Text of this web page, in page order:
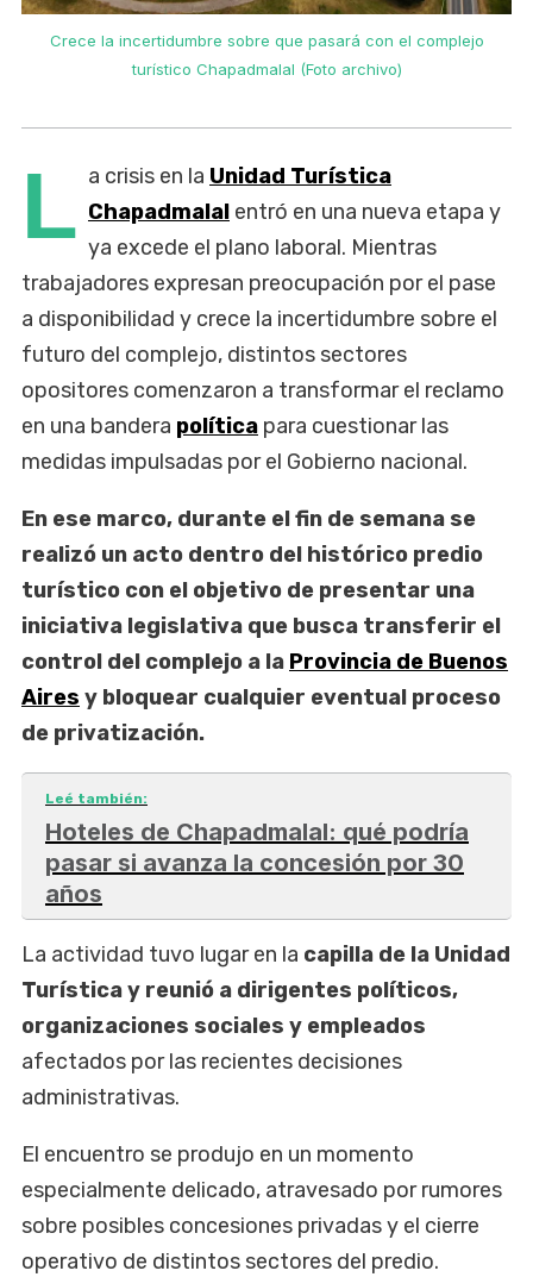
Crece la incertidumbre sobre que pasará con el complejo
turístico Chapadmalal (Foto archivo)
L a crisis en la Unidad Turística
Chapadmalal entró en una nueva etapa y
ya excede el plano laboral. Mientras
trabajadores expresan preocupación por el pase
a disponibilidad y crece la incertidumbre sobre el
futuro del complejo, distintos sectores
opositores comenzaron a transformar el reclamo
en una bandera política para cuestionar las
medidas impulsadas por el Gobierno nacional.
En ese marco, durante el fin de semana se
realizó un acto dentro del histórico predio
turístico con el objetivo de presentar una
iniciativa legislativa que busca transferir el
control del complejo a la Provincia de Buenos
Aires y bloquear cualquier eventual proceso
de privatización.
Leé también:
Hoteles de Chapadmalal: qué podría
pasar si avanza la concesión por 30
años
La actividad tuvo lugar en la capilla de la Unidad
Turística y reunió a dirigentes políticos,
organizaciones sociales y empleados
afectados por las recientes decisiones
administrativas.
El encuentro se produjo en un momento
especialmente delicado, atravesado por rumores
sobre posibles concesiones privadas y el cierre
operativo de distintos sectores del predio.